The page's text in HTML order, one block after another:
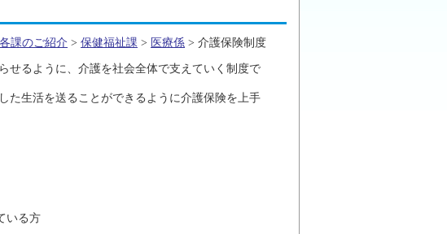
各課のご紹介 > 保健福祉課 > 医療係 > 介護保険制度
せるように、介護を社会全体で支えていく制度で
た生活を送ることができるように介護保険を上手
いる方